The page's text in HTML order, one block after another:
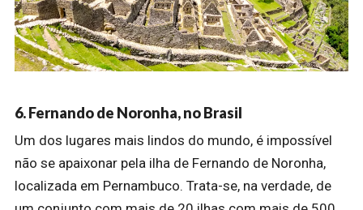
6. Fernando de Noronha, no Brasil
Um dos lugares mais lindos do mundo, é impossível
não se apaixonar pela ilha de Fernando de Noronha,
localizada em Pernambuco. Trata-se, na verdade, de